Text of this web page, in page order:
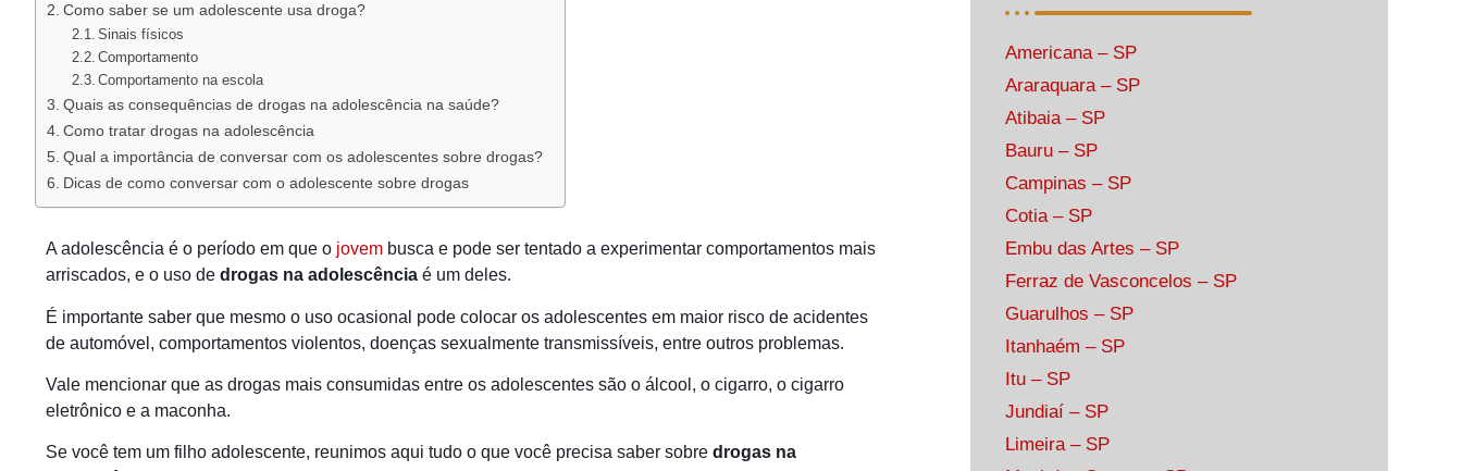
Como saber se um adolescente usa droga?
Sinais físicos
Comportamento
Comportamento na escola
Quais as consequências de drogas na adolescência na saúde?
Como tratar drogas na adolescência
Qual a importância de conversar com os adolescentes sobre drogas?
Dicas de como conversar com o adolescente sobre drogas
A adolescência é o período em que o jovem busca e pode ser tentado a experimentar comportamentos mais
arriscados, e o uso de drogas na adolescência é um deles.
É importante saber que mesmo o uso ocasional pode colocar os adolescentes em maior risco de acidentes
de automóvel, comportamentos violentos, doenças sexualmente transmissíveis, entre outros problemas.
Vale mencionar que as drogas mais consumidas entre os adolescentes são o álcool, o cigarro, o cigarro
eletrônico e a maconha.
Se você tem um filho adolescente, reunimos aqui tudo o que você precisa saber sobre drogas na
Americana – SP
Araraquara – SP
Atibaia – SP
Bauru – SP
Campinas – SP
Cotia – SP
Embu das Artes – SP
Ferraz de Vasconcelos – SP
Guarulhos – SP
Itanhaém – SP
Itu – SP
Jundiaí – SP
Limeira – SP